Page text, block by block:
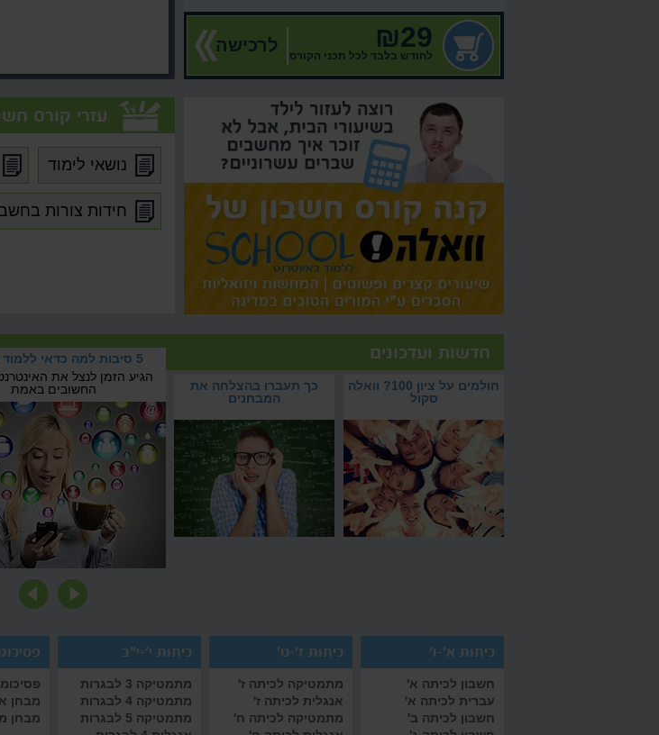
₪29
לחודש בלבד לכל תכני הקורס
לרכישה
עזרי קורס
נושאי לימוד
חידות צורות
חדשות ועדכונים
5
כך תעברו בהצלחה את
חולמים על ציון 100? וואלה
כיתה ד': הבסיס ללימודי
5 סיבות למה כדאי ללמוד אונליין
כך תעברו בהצלחה את המבחנים
איך לעבור את תקופת המבחנים
חולמים על ציון 100? וואלה סקול
תשיגו אותו בישיבה
כיתות א'-ו'
חשבון לכיתה א'
עברית לכיתה א'
חשבון לכיתה ב'
כיתות ז'-ט'
מתמטיקה לכיתה ז'
אנגלית לכיתה ז'
מתמטיקה לכיתה ח'
כיתות י'-י"ב
מתמטיקה 3 לבגרות
מתמטיקה 4 לבגרות
מתמטיקה 5 לבגרות
מבחן
מבחן